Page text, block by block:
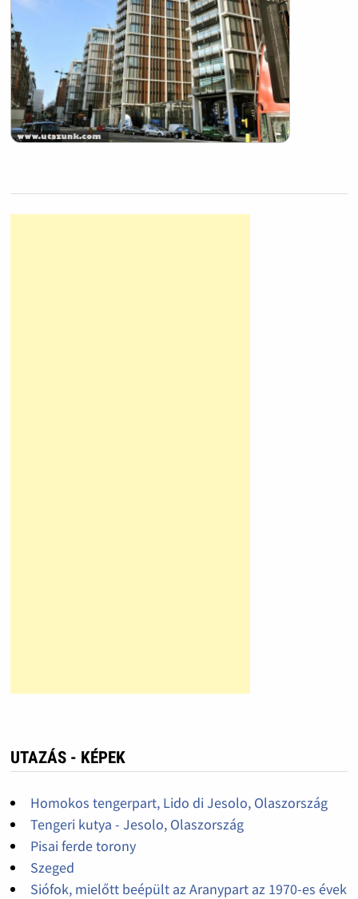
UTAZÁS - KÉPEK
Homokos tengerpart, Lido di Jesolo, Olaszország
Tengeri kutya - Jesolo, Olaszország
Pisai ferde torony
Szeged
Siófok, mielőtt beépült az Aranypart az 1970-es évek